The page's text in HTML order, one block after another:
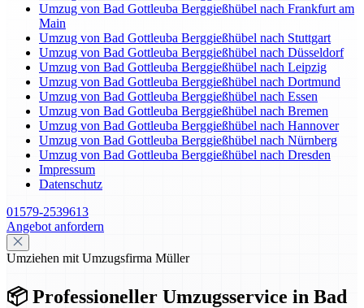
Umzug von Bad Gottleuba Berggießhübel nach Frankfurt am
Main
Umzug von Bad Gottleuba Berggießhübel nach Stuttgart
Umzug von Bad Gottleuba Berggießhübel nach Düsseldorf
Umzug von Bad Gottleuba Berggießhübel nach Leipzig
Umzug von Bad Gottleuba Berggießhübel nach Dortmund
Umzug von Bad Gottleuba Berggießhübel nach Essen
Umzug von Bad Gottleuba Berggießhübel nach Bremen
Umzug von Bad Gottleuba Berggießhübel nach Hannover
Umzug von Bad Gottleuba Berggießhübel nach Nürnberg
Umzug von Bad Gottleuba Berggießhübel nach Dresden
Impressum
Datenschutz
01579-2539613
Angebot anfordern
Umziehen mit Umzugsfirma Müller
📦 Professioneller Umzugsservice in Bad